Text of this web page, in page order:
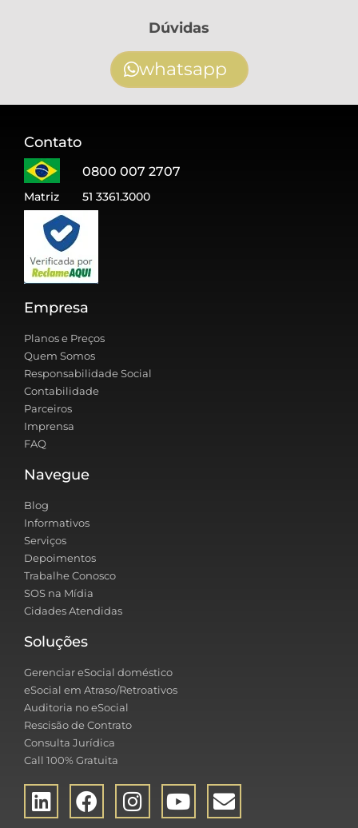
Dúvidas
whatsapp
Contato
0800 007 2707
Matriz 51 3361.3000
Empresa
Planos e Preços
Quem Somos
Responsabilidade Social
Contabilidade
Parceiros
Imprensa
FAQ
Navegue
Blog
Informativos
Serviços
Depoimentos
Trabalhe Conosco
SOS na Mídia
Cidades Atendidas
Soluções
Gerenciar eSocial doméstico
eSocial em Atraso/Retroativos
Auditoria no eSocial
Rescisão de Contrato
Consulta Jurídica
Call 100% Gratuita